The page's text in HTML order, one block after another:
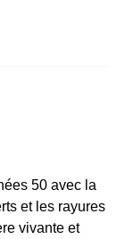
50 avec la
et les rayures
vivante et